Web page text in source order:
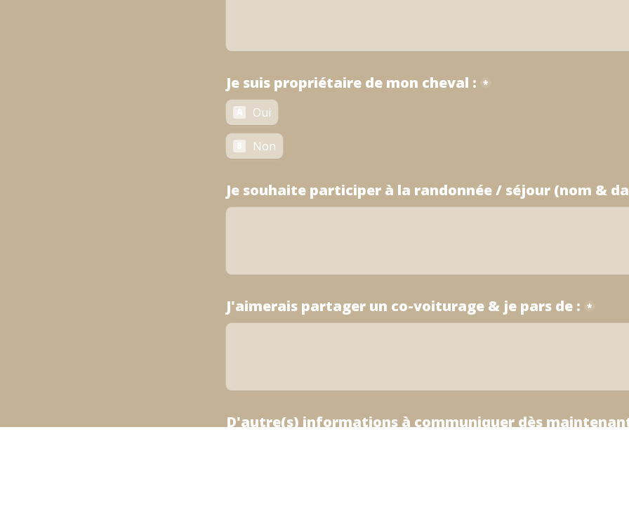
Je suis propriétaire de mon cheval : *
Oui
Non
Je souhaite participer à la randonnée / séjour (nom &
J'aimerais partager un co-voiturage & je pars de : *
D'autre(s) informations à communiquer dès